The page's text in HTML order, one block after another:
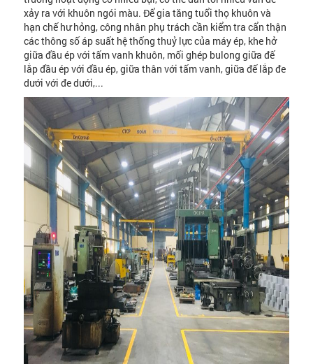
xảy ra với khuôn ngói màu. Để gia tăng tuổi thọ khuôn và
hạn chế hư hỏng, công nhân phụ trách cần kiểm tra cẩn thận
các thông số áp suất hệ thống thuỷ lực của máy ép, khe hở
giữa đầu ép với tấm vanh khuôn, mối ghép bulong giữa đế
lắp đầu ép với đầu ép, giữa thân với tấm vanh, giữa đế lắp đe
dưới với đe dưới,...